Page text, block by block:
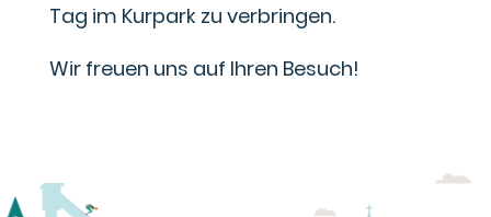
Tag im Kurpark zu verbringen.
Wir freuen uns auf Ihren Besuch!